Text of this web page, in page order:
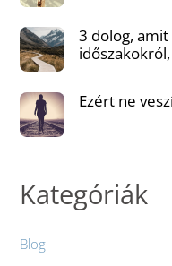
3 dolog,
Ezért ne
Kategóriák
Blog